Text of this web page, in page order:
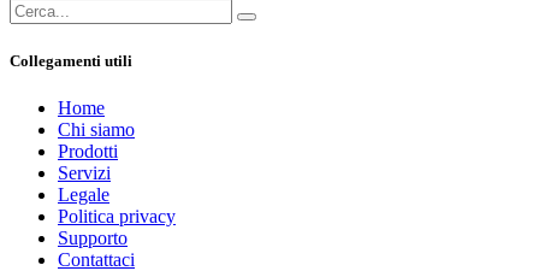
Collegamenti utili
Home
Chi siamo
Prodotti
Servizi
Legale
Politica privacy
Supporto
Contattaci